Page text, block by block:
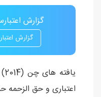
گزارش
گزارش اعتبار
اعتباری و حق الزحمه